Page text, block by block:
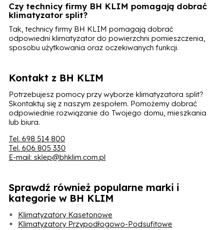
Czy technicy firmy BH KLIM pomagają dobrać
klimatyzator split?
Tak, technicy firmy BH KLIM pomagają dobrać
odpowiedni klimatyzator do powierzchni pomieszczenia,
sposobu użytkowania oraz oczekiwanych funkcji.
Kontakt z BH KLIM
Potrzebujesz pomocy przy wyborze klimatyzatora split?
Skontaktuj się z naszym zespołem. Pomożemy dobrać
odpowiednie rozwiązanie do Twojego domu, mieszkania
lub biura.
Tel. 698 514 800
Tel. 606 805 330
E-mail: sklep@bhklim.com.pl
Sprawdź również popularne marki i
kategorie w BH KLIM
Klimatyzatory Kasetonowe
Klimatyzatory Przypodłogowo-Podsufitowe